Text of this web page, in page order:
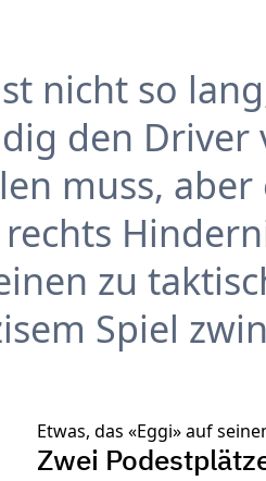
nicht so
den Driver
muss,
zu
Spiel
Etwas, das «Eggi» auf
Zwei